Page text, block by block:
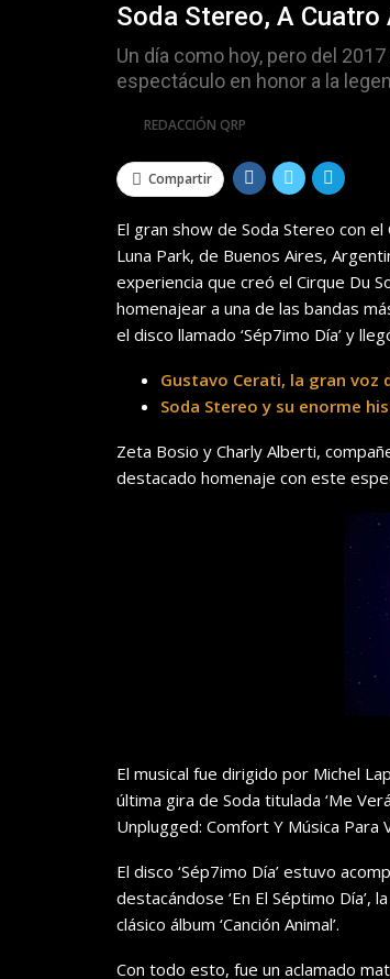
Soda Stereo, A Cuatro
Un día como hoy, pero del
espectáculo en honor a la
REDACCIÓN QRP
Compartir
El gran show de Soda Stereo con
Luna Park, de Buenos Aires,
experiencia que creó el Cirque Du
homenajear a una de las bandas
el disco llamado ‘Sép7imo Día’ y
Gustavo Cerati, la gran voz
Soda Stereo y su enorme
Zeta Bosio y Charly Alberti,
destacado homenaje con este
El musical fue dirigido por Michel
última gira de Soda titulada ‘Me
Unplugged: Comfort Y Música Para
El disco ‘Sép7imo Día’ estuvo
destacándose ‘En El Séptimo
clásico álbum ‘Canción Animal’.
Con todo esto, fue un aclamado